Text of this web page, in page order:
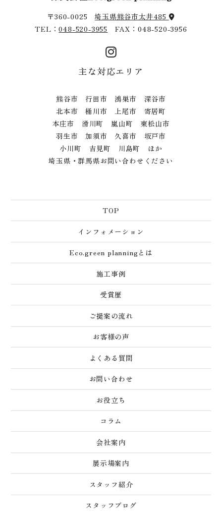
〒360-0025埼玉県熊谷市太井485
TEL：048-520-3955 FAX：048-520-3956
主な対応エリア
熊谷市 行田市 鴻巣市 深谷市
北本市 桶川市 上尾市 寄居町
本庄市 滑川町 嵐山町 東松山市
羽生市 加須市 久喜市 坂戸市
小川町 吉見町 川島町 ほか
埼玉県・群馬県お問い合わせください
TOP
インフォメーション
Eco.green planningとは
施工事例
受賞歴
ご提案の流れ
お客様の声
よくある質問
お問い合わせ
お役立ち
コラム
会社案内
展示場案内
スタッフ紹介
スタッフブログ